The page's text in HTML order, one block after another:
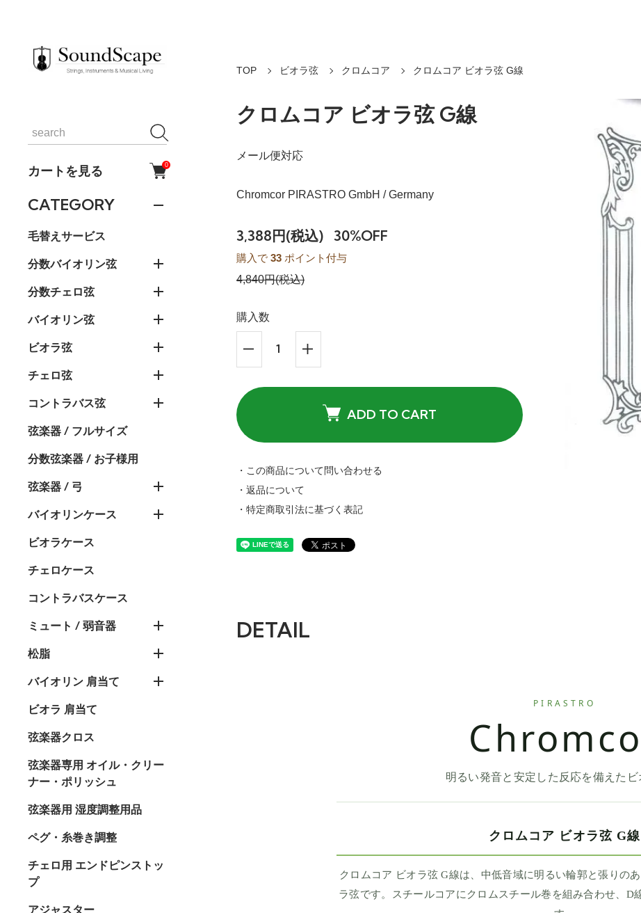
カートを見る 0
CATEGORY
毛替えサービス
分数バイオリン弦
分数チェロ弦
バイオリン弦
ビオラ弦
チェロ弦
コントラバス弦
弦楽器 / フルサイズ
分数弦楽器 / お子様用
弦楽器 / 弓
バイオリンケース
ビオラケース
チェロケース
コントラバスケース
ミュート / 弱音器
松脂
バイオリン 肩当て
ビオラ 肩当て
弦楽器クロス
弦楽器専用 オイル・クリー
ナー・ポリッシュ
弦楽器用 湿度調整用品
ペグ・糸巻き調整
チェロ用 エンドピンストッ
プ
アジャスター
TOP ビオラ弦 クロムコア クロムコア ビオラ弦 G線
クロムコア ビオラ弦 G線
メール便対応
Chromcor PIRASTRO GmbH / Germany
3,388円(税込) 30%OFF
購入で 33 ポイント付与
4,840円(税込)
購入数
ADD TO CART
・この商品について問い合わせる
・返品について
・特定商取引法に基づく表記
DETAIL
PIRASTRO
明るい発音と安定した反応を備えたビ
クロムコア ビオラ弦 G線
クロムコア ビオラ弦 G線は、中低音域に明るい輪郭と張りの
ラ弦です。スチールコアにクロムスチール巻を組み合わせ、D